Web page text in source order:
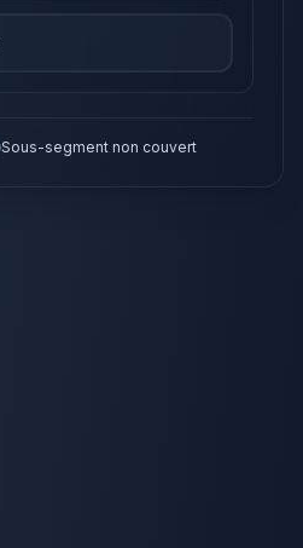
Sous-segment non couvert